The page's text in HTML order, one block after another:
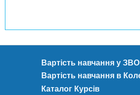
Вартість навчання у
Вартість навчання в
Каталог Курсів